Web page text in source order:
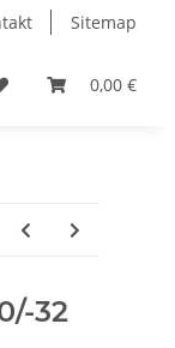
Sitemap
0,00 €
32